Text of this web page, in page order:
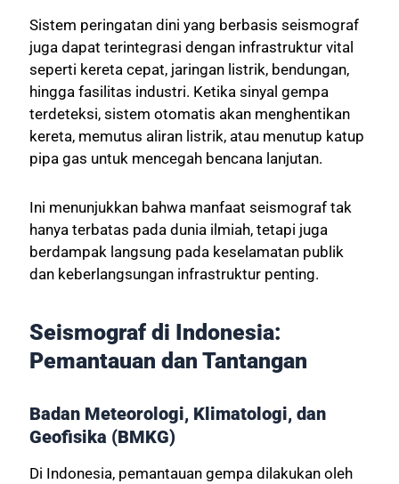
Sistem peringatan dini yang berbasis seismograf
juga dapat terintegrasi dengan infrastruktur vital
seperti kereta cepat, jaringan listrik, bendungan,
hingga fasilitas industri. Ketika sinyal gempa
terdeteksi, sistem otomatis akan menghentikan
kereta, memutus aliran listrik, atau menutup katup
pipa gas untuk mencegah bencana lanjutan.
Ini menunjukkan bahwa manfaat seismograf tak
hanya terbatas pada dunia ilmiah, tetapi juga
berdampak langsung pada keselamatan publik
dan keberlangsungan infrastruktur penting.
Seismograf di Indonesia:
Pemantauan dan Tantangan
Badan Meteorologi, Klimatologi, dan
Geofisika (BMKG)
Di Indonesia, pemantauan gempa dilakukan oleh